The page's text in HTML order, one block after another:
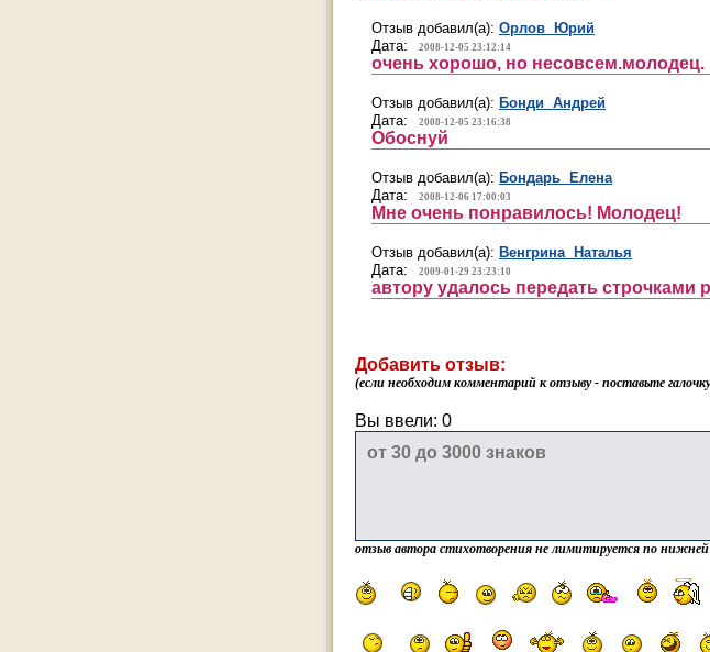
Отзыв добавил(а): Орлов Юрий
Дата:
2008-12-05 23:12:14
очень хорошо, но несовсем.молодец.
Отзыв добавил(а): Бонди Андрей
Дата:
2008-12-05 23:16:38
Обоснуй
Отзыв добавил(а): Бондарь Елена
Дата:
2008-12-06 17:00:03
Мне очень понравилось! Молодец!
Отзыв добавил(а): Венгрина Наталья
Дата:
2009-01-29 23:23:10
автору удалось передать строчками
Добавить отзыв:
(если необходим комментарий к отзыву - поставьте
Вы ввели: 0
отзыв автора стихотворения не лимитируется по нижней